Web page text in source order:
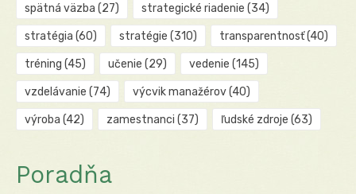
spätná väzba (27) strategické riadenie (34)
stratégia (60) stratégie (310) transparentnosť(40)
tréning (45) učenie (29) vedenie (145)
vzdelávanie (74) výcvik manažérov(40)
výroba (42) zamestnanci (37) ľudské zdroje (63)
Poradňa